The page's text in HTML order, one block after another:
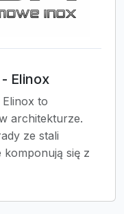
Elinox
to
architekturze.
ze stali
się z